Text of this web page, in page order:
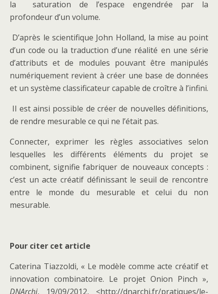
la saturation de l’espace engendrée par la
profondeur d’un volume.
D’après le scientifique John Holland, la mise au point
d’un code ou la traduction d’une réalité en une série
d’attributs et de modules pouvant être manipulés
numériquement revient à créer une base de données
et un système classificateur capable de croître à l’infini.
Il est ainsi possible de créer de nouvelles définitions,
de rendre mesurable ce qui ne l’était pas.
Connecter, exprimer les règles associatives selon
lesquelles les différents éléments du projet se
combinent, signifie fabriquer de nouveaux concepts :
c’est un acte créatif définissant le seuil de rencontre
entre le monde du mesurable et celui du non
mesurable.
Pour citer cet article
Caterina Tiazzoldi, « Le modèle comme acte créatif et
innovation combinatoire. Le projet Onion Pinch »,
DNArchi, 19/09/2012, <http://dnarchi.fr/pratiques/le-